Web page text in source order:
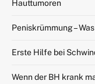
Hauttumoren
Peniskrümmung –
Erste Hilfe bei
Wenn der BH krank